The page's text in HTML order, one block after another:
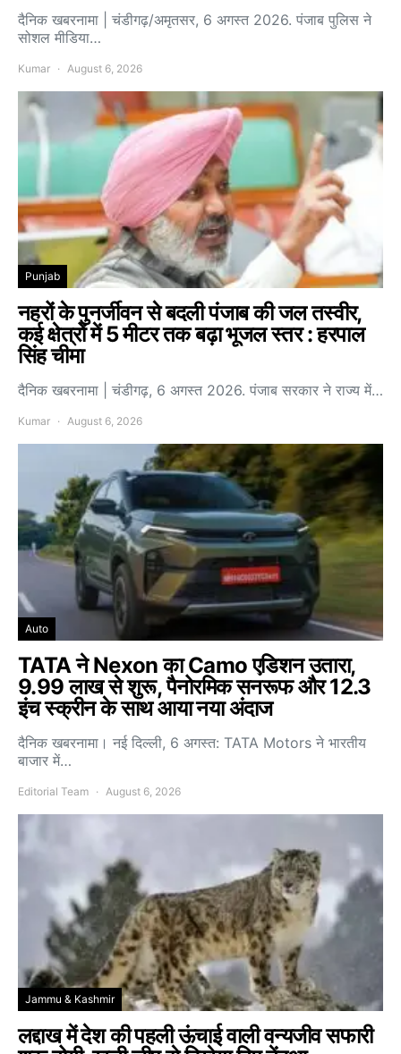
दैनिक खबरनामा | चंडीगढ़/अमृतसर, 6 अगस्त 2026. पंजाब पुलिस ने
सोशल मीडिया…
Kumar August 6, 2026
Punjab
नहरों के पुनर्जीवन से बदली पंजाब की जल तस्वीर,
कई क्षेत्रों में 5 मीटर तक बढ़ा भूजल स्तर : हरपाल
सिंह चीमा
दैनिक खबरनामा | चंडीगढ़, 6 अगस्त 2026. पंजाब सरकार ने राज्य में…
Kumar August 6, 2026
Auto
TATA ने Nexon का Camo एडिशन उतारा,
9.99 लाख से शुरू, पैनोरमिक सनरूफ और 12.3
इंच स्क्रीन के साथ आया नया अंदाज
दैनिक खबरनामा। नई दिल्ली, 6 अगस्त: TATA Motors ने भारतीय
बाजार में…
Editorial Team August 6, 2026
Jammu & Kashmir
लद्दाख में देश की पहली ऊंचाई वाली वन्यजीव सफारी